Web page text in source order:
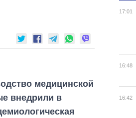
медицинской
внедрили в
17:01
16:48
16:42